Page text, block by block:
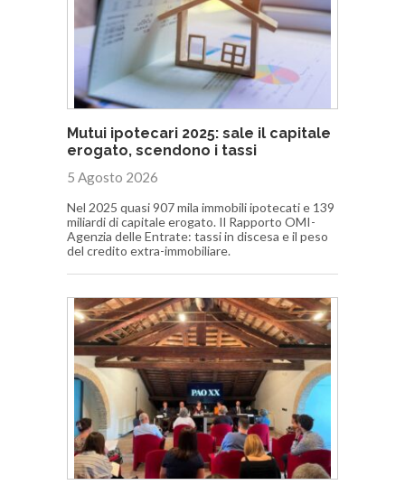
Mutui ipotecari 2025: sale il capitale
erogato, scendono i tassi
5 Agosto 2026
Nel 2025 quasi 907 mila immobili ipotecati e 139
miliardi di capitale erogato. Il Rapporto OMI-
Agenzia delle Entrate: tassi in discesa e il peso
del credito extra-immobiliare.